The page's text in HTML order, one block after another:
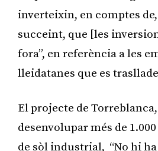
inverteixin, en comptes
succeint, que [les
fora”, en referència a les
lleidatanes que es
El projecte de
desenvolupar més de
de sòl industrial, “No hi